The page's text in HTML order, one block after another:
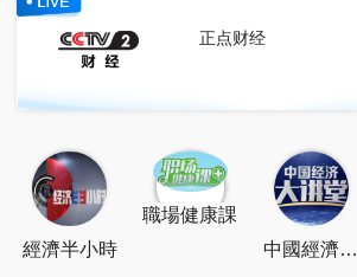
點擊關注
正点财经
經濟半小時
職場健康課
中國經濟大